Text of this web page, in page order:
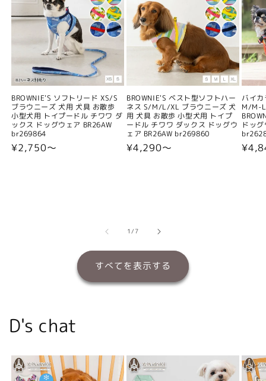
BROWNIE'S ソフトリード XS/S
ブラウニーズ 犬用 犬具 お散歩
小型犬用 トイプードル チワワ ダ
ックス ドッグウェア BR26AW
br269864
通
¥2,750〜
BROWNIE'S ベスト型ソフトハー
ネス S/M/L/XL ブラウニーズ 犬
用 犬具 お散歩 小型犬用 トイプ
ードル チワワ ダックス ドッグウ
ェア BR26AW br269860
通
¥4,290〜
バイ
M/M-
ドッ
通
1/の
7
すべてを表示する
D's chat